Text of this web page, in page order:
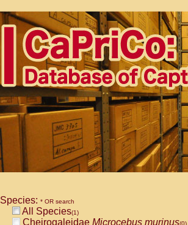
Species: * OR search
All Species(1)
Cheirogaleidae Microcebus murinus(0)